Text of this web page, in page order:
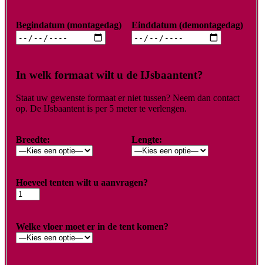
Begindatum (montagedag) Einddatum (demontagedag)
In welk formaat wilt u de IJsbaantent?
Staat uw gewenste formaat er niet tussen? Neem dan contact
op. De IJsbaantent is per 5 meter te verlengen.
Breedte: Lengte:
Hoeveel tenten wilt u aanvragen?
Welke vloer moet er in de tent komen?